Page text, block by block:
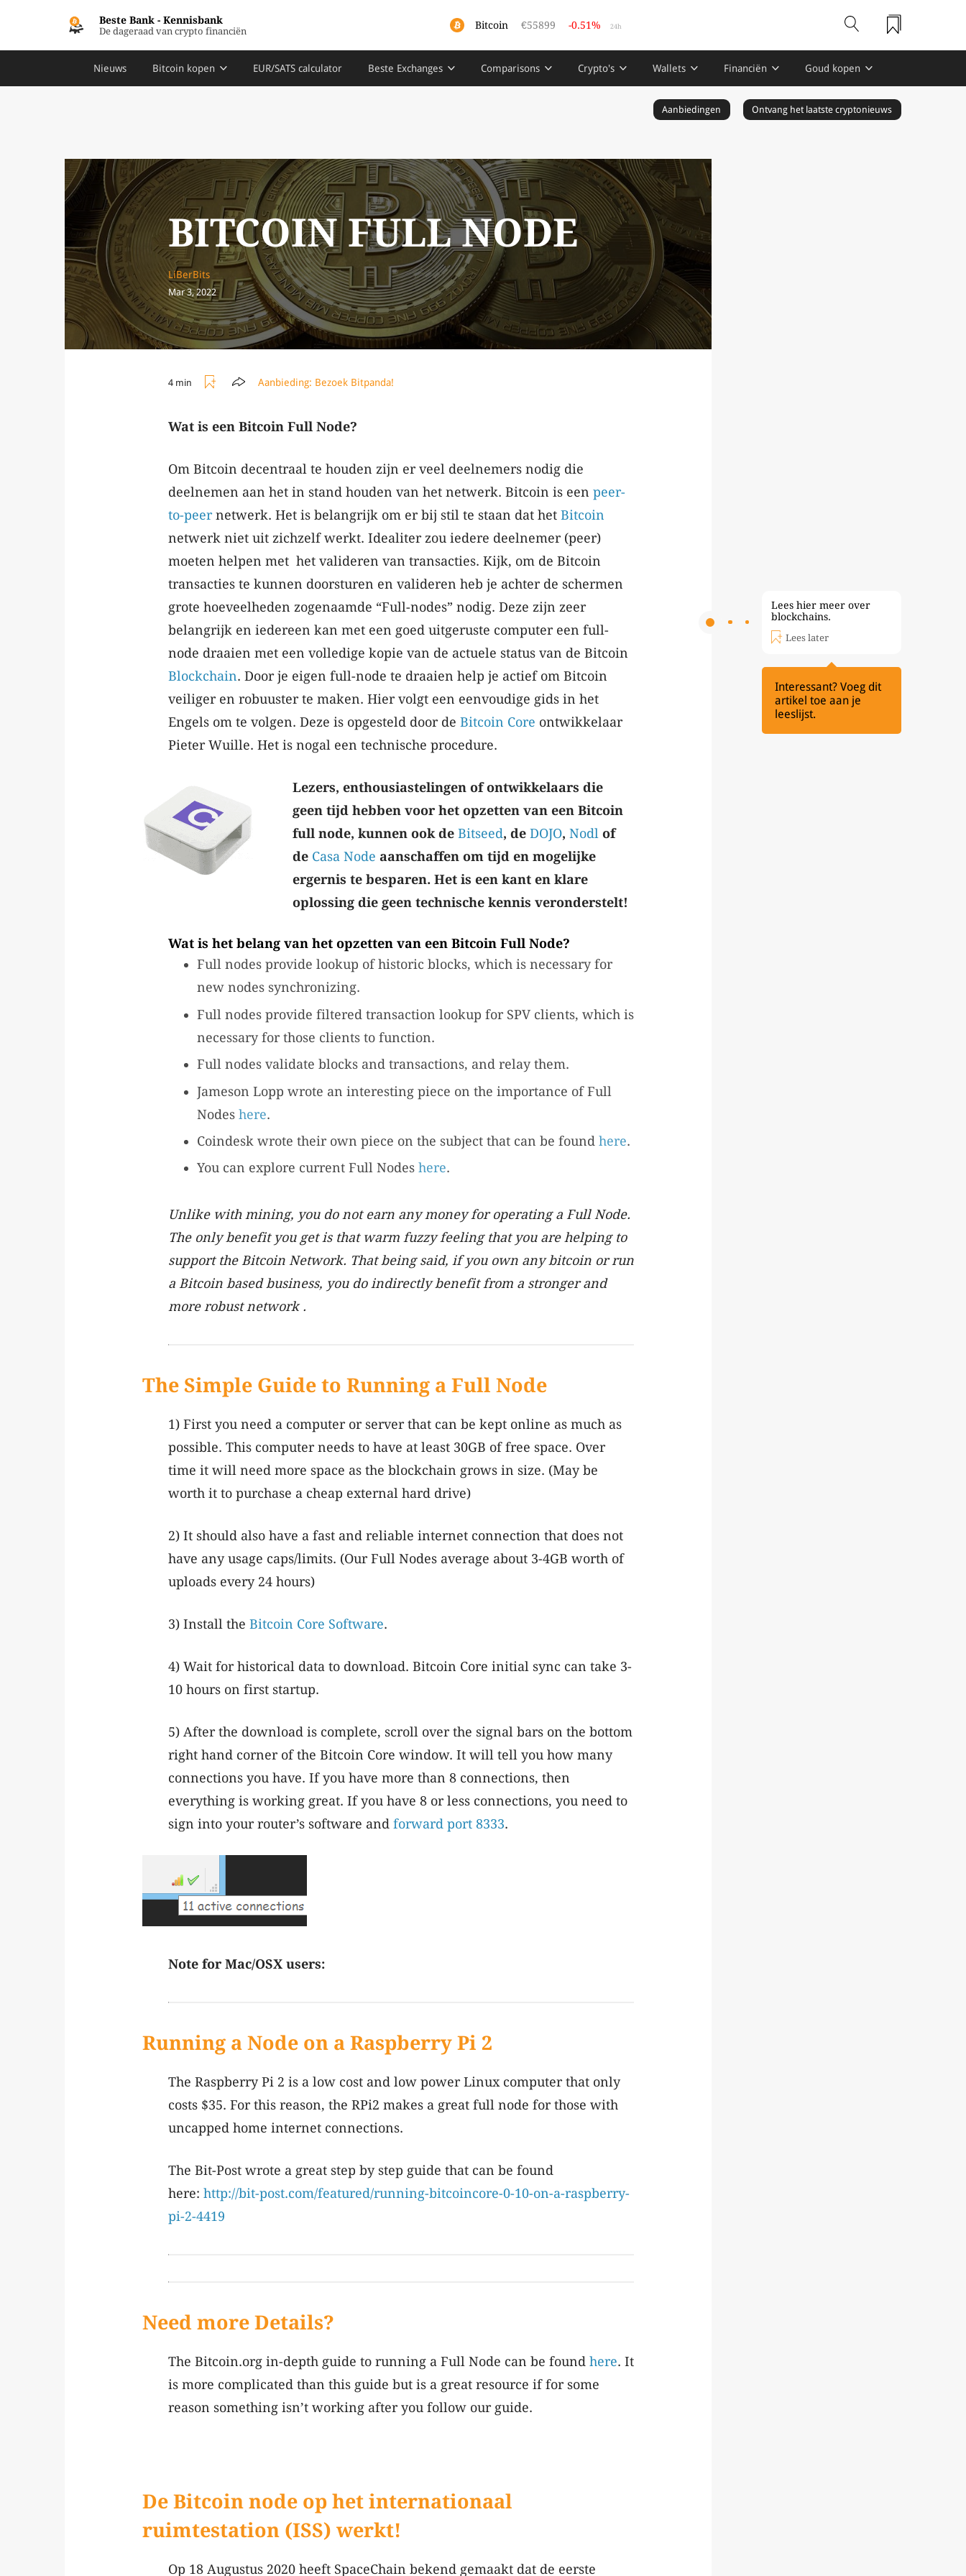
Beste Bank - Kennisbank
De dageraad van crypto financiën Bitcoin €55899 -0.51% 24h
Nieuws Bitcoin kopen EUR/SATS calculator Beste Exchanges Comparisons Crypto's Wallets Financiën Goud kopen
Aanbiedingen Ontvang het laatste cryptonieuws
BITCOIN FULL NODE
LiBerBits
Mar 3, 2022
4 min Aanbieding: Bezoek Bitpanda!
Wat is een Bitcoin Full Node?
Om Bitcoin decentraal te houden zijn er veel deelnemers nodig die
deelnemen aan het in stand houden van het netwerk. Bitcoin is een peer-
to-peernetwerk. Het is belangrijk om er bij stil te staan dat het Bitcoin
netwerk niet uit zichzelf werkt. Idealiter zou iedere deelnemer (peer)
moeten helpen met het valideren van transacties. Kijk, om de Bitcoin
transacties te kunnen doorsturen en valideren heb je achter de schermen
grote hoeveelheden zogenaamde “Full-nodes” nodig. Deze zijn zeer
belangrijk en iedereen kan met een goed uitgeruste computer een full-
node draaien met een volledige kopie van de actuele status van de Bitcoin
Blockchain. Door je eigen full-node te draaien help je actief om Bitcoin
veiliger en robuuster te maken. Hier volgt een eenvoudige gids in het
Engels om te volgen. Deze is opgesteld door de Bitcoin Core ontwikkelaar
Pieter Wuille. Het is nogal een technische procedure.
Lezers, enthousiastelingen of ontwikkelaars die
geen tijd hebben voor het opzetten van een Bitcoin
full node, kunnen ook de Bitseed, de DOJO, Nodl of
de Casa Node aanschaffen om tijd en mogelijke
ergernis te besparen. Het is een kant en klare
oplossing die geen technische kennis veronderstelt!
Wat is het belang van het opzetten van een Bitcoin Full Node?
Full nodes provide lookup of historic blocks, which is necessary for
new nodes synchronizing.
Full nodes provide filtered transaction lookup for SPV clients, which is
necessary for those clients to function.
Full nodes validate blocks and transactions, and relay them.
Jameson Lopp wrote an interesting piece on the importance of Full
Nodes here.
Coindesk wrote their own piece on the subject that can be found here.
You can explore current Full Nodes here.
Unlike with mining, you do not earn any money for operating a Full Node.
The only benefit you get is that warm fuzzy feeling that you are helping to
support the Bitcoin Network. That being said, if you own any bitcoin or run
a Bitcoin based business, you do indirectly benefit from a stronger and
more robust network .
The Simple Guide to Running a Full Node
1) First you need a computer or server that can be kept online as much as
possible. This computer needs to have at least 30GB of free space. Over
time it will need more space as the blockchain grows in size. (May be
worth it to purchase a cheap external hard drive)
2) It should also have a fast and reliable internet connection that does not
have any usage caps/limits. (Our Full Nodes average about 3-4GB worth of
uploads every 24 hours)
3) Install the Bitcoin Core Software.
4) Wait for historical data to download. Bitcoin Core initial sync can take 3-
10 hours on first startup.
5) After the download is complete, scroll over the signal bars on the bottom
right hand corner of the Bitcoin Core window. It will tell you how many
connections you have. If you have more than 8 connections, then
everything is working great. If you have 8 or less connections, you need to
sign into your router’s software and forward port 8333.
Note for Mac/OSX users:
Running a Node on a Raspberry Pi 2
The Raspberry Pi 2 is a low cost and low power Linux computer that only
costs $35. For this reason, the RPi2 makes a great full node for those with
uncapped home internet connections.
The Bit-Post wrote a great step by step guide that can be found
here: http://bit-post.com/featured/running-bitcoincore-0-10-on-a-raspberry-
pi-2-4419
Need more Details?
The Bitcoin.org in-depth guide to running a Full Node can be found here. It
is more complicated than this guide but is a great resource if for some
reason something isn’t working after you follow our guide.
De Bitcoin node op het internationaal
ruimtestation (ISS) werkt!
Op 18 Augustus 2020 heeft SpaceChain bekend gemaakt dat de eerste
Lees hier meer over
blockchains.
Lees later
Interessant? Voeg dit
artikel toe aan je
leeslijst.